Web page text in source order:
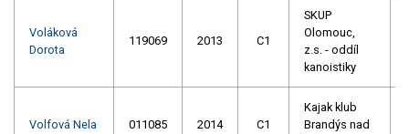
Voláková
Dorota
119069 2013 C1
SKUP
Olomouc,
z.s. - oddíl
kanoistiky
Volfová Nela 011085 2014 C1
Kajak klub
Brandýs nad